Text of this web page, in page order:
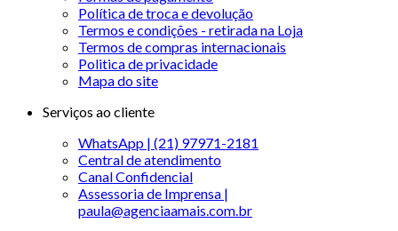
Política de troca e devolução
Termos e condições - retirada na Loja
Termos de compras internacionais
Politica de privacidade
Mapa do site
Serviços ao cliente
WhatsApp | (21) 97971-2181
Central de atendimento
Canal Confidencial
Assessoria de Imprensa |
paula@agenciaamais.com.br